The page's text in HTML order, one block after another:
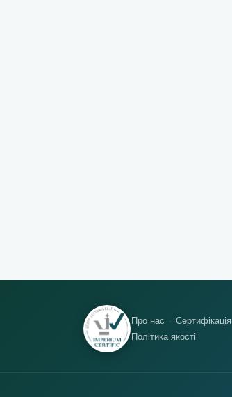
Про нас Сертифікація
Політика якості